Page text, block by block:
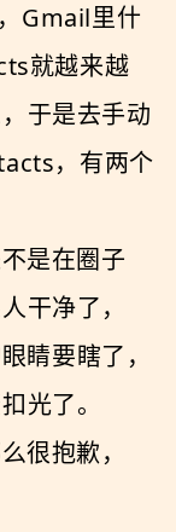
Gmail里什
就越来越
于是去手动
，有两个
是在圈子
干净了，
睛要瞎了，
光了。
很抱歉，